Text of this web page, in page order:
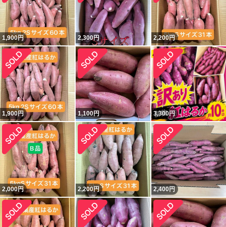
1,900円 2,300円 2,200円
1,900円 1,100円 3,300円
2,000円 2,200円 2,400円